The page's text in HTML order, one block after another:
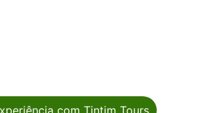
com Tintim Tours